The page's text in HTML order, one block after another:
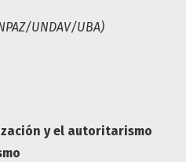
UNDAV/UBA)
y el autoritarismo